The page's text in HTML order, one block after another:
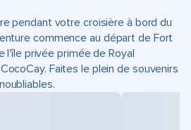
pendant votre croisière à bord du
commence au départ de Fort
l'île privée primée de Royal
Faites le plein de souvenirs